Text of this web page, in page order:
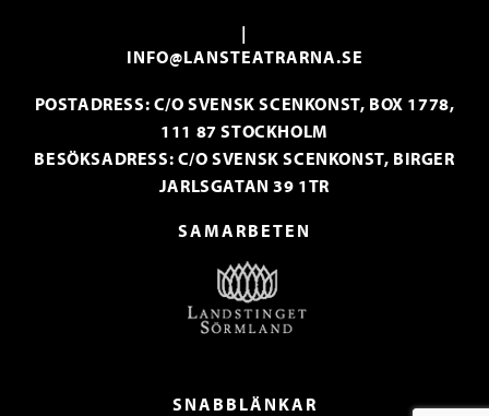
|
INFO@LANSTEATRARNA.SE
POSTADRESS: C/O SVENSK SCENKONST, BOX 1778,
111 87 STOCKHOLM
BESÖKSADRESS: C/O SVENSK SCENKONST, BIRGER
JARLSGATAN 39 1TR
SAMARBETEN
SNABBLÄNKAR